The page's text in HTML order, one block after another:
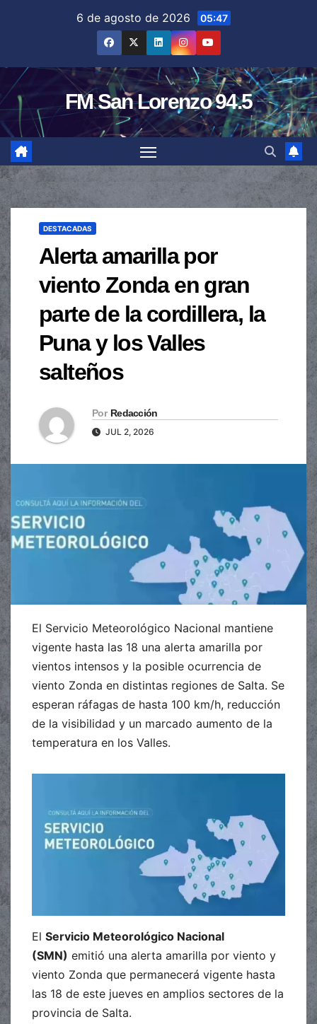
6 de agosto de 2026 05:47
FM San Lorenzo 94.5
DESTACADAS
Alerta amarilla por
viento Zonda en gran
parte de la cordillera, la
Puna y los Valles
salteños
Por Redacción
JUL 2, 2026
El Servicio Meteorológico Nacional mantiene
vigente hasta las 18 una alerta amarilla por
vientos intensos y la posible ocurrencia de
viento Zonda en distintas regiones de Salta. Se
esperan ráfagas de hasta 100 km/h, reducción
de la visibilidad y un marcado aumento de la
temperatura en los Valles.
El Servicio Meteorológico Nacional
(SMN) emitió una alerta amarilla por viento y
viento Zonda que permanecerá vigente hasta
las 18 de este jueves en amplios sectores de la
provincia de Salta.